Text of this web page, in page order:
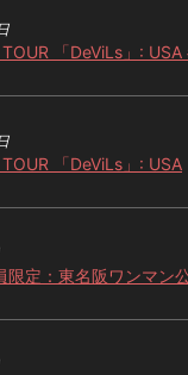
「DeViLs」: USA
「DeViLs」: USA
限定：東名阪ワンマン